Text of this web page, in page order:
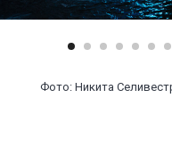
Фото: Никита